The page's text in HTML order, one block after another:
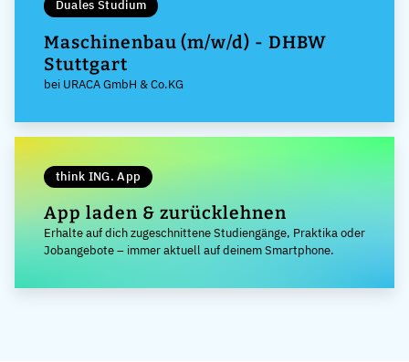
Duales Studium
Maschinenbau (m/w/d) - DHBW
Stuttgart
bei URACA GmbH & Co.KG
think ING. App
App laden & zurücklehnen
Erhalte auf dich zugeschnittene Studiengänge, Praktika oder
Jobangebote – immer aktuell auf deinem Smartphone.